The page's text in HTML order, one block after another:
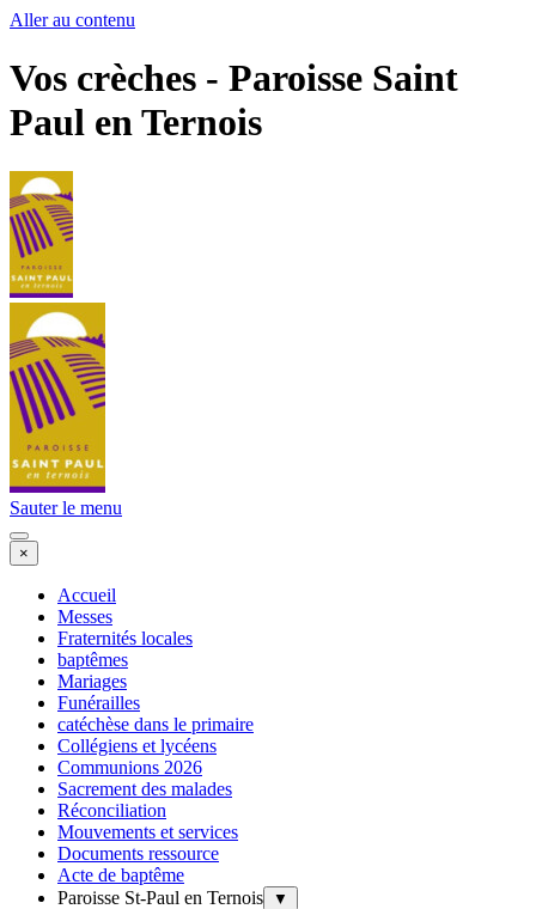
Aller au contenu
Vos crèches - Paroisse Saint
Paul en Ternois
Sauter le menu
×
Accueil
Messes
Fraternités locales
baptêmes
Mariages
Funérailles
catéchèse dans le primaire
Collégiens et lycéens
Communions 2026
Sacrement des malades
Réconciliation
Mouvements et services
Documents ressource
Acte de baptême
Paroisse St-Paul en Ternois
▼